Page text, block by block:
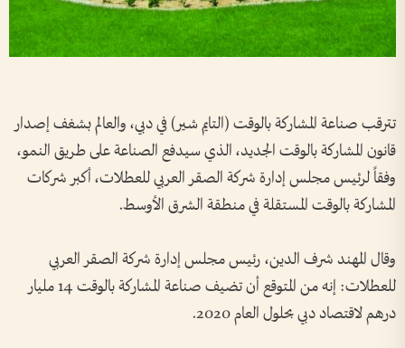
تترقب صناعة المشاركة بالوقت (التايم شير) في دبي، والعالم بشغف إصدار
قانون المشاركة بالوقت الجديد، الذي سيدفع الصناعة على طريق النمو،
وفقاً لرئيس مجلس إدارة شركة الصقر العربي للعطلات، أكبر شركات
المشاركة بالوقت المستقلة في منطقة الشرق الأوسط.
وقال المهند شرف الدين، رئيس مجلس إدارة شركة الصقر العربي
للعطلات: إنه من المتوقع أن تضيف صناعة المشاركة بالوقت 14 مليار
درهم لاقتصاد دبي بحلول العام 2020.